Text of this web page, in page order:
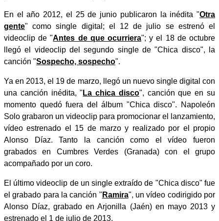
En el año 2012, el 25 de junio publicaron la inédita "Otra
gente" como single digital; el 12 de julio se estrenó el
videoclip de "Antes de que ocurriera"; y el 18 de octubre
llegó el videoclip del segundo single de "Chica disco", la
canción "Sospecho, sospecho".
Ya en 2013, el 19 de marzo, llegó un nuevo single digital con
una canción inédita, " La chica disco", canción que en su
momento quedó fuera del álbum "Chica disco". Napoleón
Solo grabaron un videoclip para promocionar el lanzamiento,
vídeo estrenado el 15 de marzo y realizado por el propio
Alonso Díaz. Tanto la canción como el vídeo fueron
grabados en Cumbres Verdes (Granada) con el grupo
acompañado por un coro.
El último videoclip de un single extraído de "Chica disco" fue
el grabado para la canción " Ramira", un vídeo codirigido por
Alonso Díaz, grabado en Arjonilla (Jaén) en mayo 2013 y
estrenado el 1 de julio de 2013.